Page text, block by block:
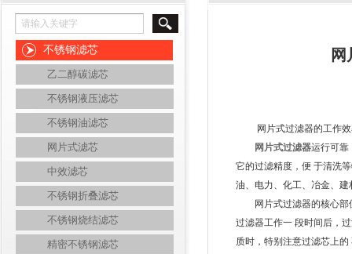
不锈钢滤芯
乙二醇碳滤芯
不锈钢液压滤芯
不锈钢油滤芯
网片式滤芯
中效滤芯
不锈钢折叠滤芯
不锈钢烧结滤芯
精密不锈钢滤芯
网片式过滤器的工作效
网片式过滤器运行可靠
它的过滤精度，便 于清洗
油、电力、化工、冶金、
网片式过滤器的核心部位
过滤器工作一 段时间后，
质时，特别注意过滤芯上